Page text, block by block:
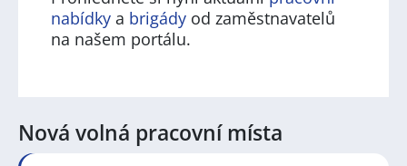
nabídky a brigády od zaměstnavatelů
na našem portálu.
Nová volná pracovní místa